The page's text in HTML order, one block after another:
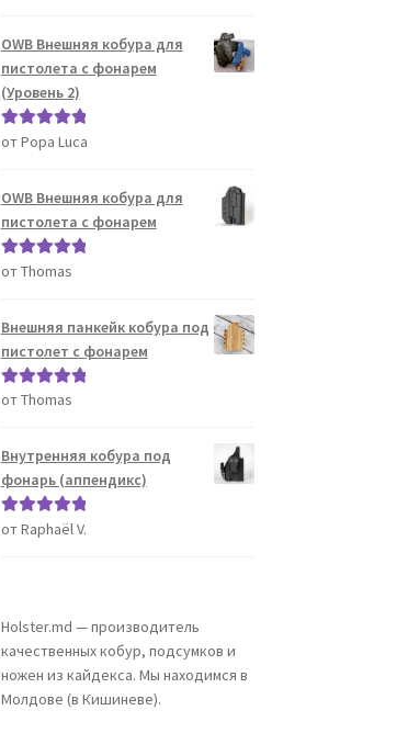
OWB Внешняя кобура для
пистолета с фонарем
(Уровень 2)
Оценка 5 из
от Popa Luca
OWB Внешняя кобура для
пистолета с фонарем
Оценка5из
от Thomas
Внешняя панкейк кобура под
пистолет с фонарем
Оценка5из
от Thomas
Внутренняя кобура под
фонарь (аппендикс)
Оценка5из
от Raphaël V.
Holster.md — производитель
качественных кобур, подсумков и
ножен из кайдекса. Мы находимся в
Молдове (в Кишиневе).